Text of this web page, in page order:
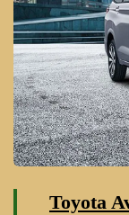
Toyota